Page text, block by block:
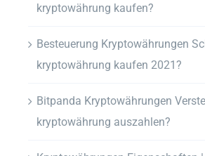
kryptowährung kaufen?
Besteuerung Kryptowährungen
kryptowährung kaufen 2021?
Bitpanda Kryptowährungen
kryptowährung auszahlen?